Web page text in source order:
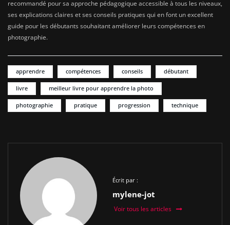
recommandé pour sa approche pédagogique accessible à tous les niveaux,
ses explications claires et ses conseils pratiques qui en font un excellent
guide pour les débutants souhaitant améliorer leurs compétences en
photographie.
apprendre compétences conseils débutant
livre meilleur livre pour apprendre la photo
photographie pratique progression technique
Écrit par :
mylene-jot
Voir tous les articles